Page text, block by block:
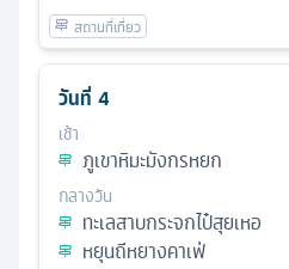
วันที่ 4
เช้า
ภูเขาหิมะมังกรหยก
กลางวัน
ทะเลสาบกระจกไป๋สุยเหอ
หยุนถีหยางคาเฟ่